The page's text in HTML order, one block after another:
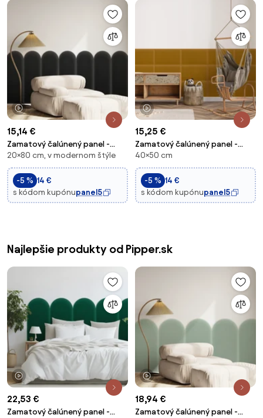
1 video
15,14 €
Zamatový čalúnený panel -
Oblúk - 20x80cm Farba: Čierna
20×80 cm, v modernom štýle
-5 % 14 €
s kódom kupónupanel5
1 video
15,25 €
Zamatový čalúnený panel -
Obdĺžnik - 50x40cm Farba:
Medovožltá
40×50 cm
-5 % 14 €
s kódom kupónupanel5
Najlepšie produkty od Pipper.sk
1 video
22,53 €
Zamatový čalúnený panel -
1 video
18,94 €
Zamatový čalúnený panel -